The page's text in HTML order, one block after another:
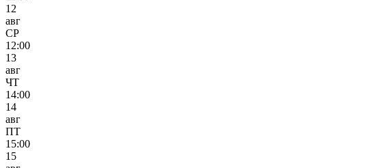
12
авг
СР
12:00
13
авг
ЧТ
14:00
14
авг
ПТ
15:00
15